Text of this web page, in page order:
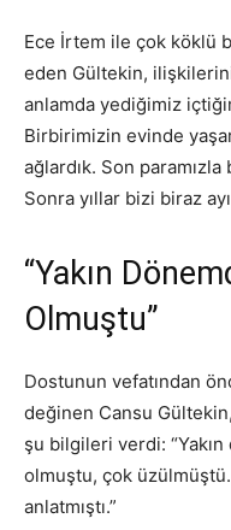
Ece İrtem ile çok köklü
eden Gültekin,
anlamda yediğimiz
Birbirimizin evinde
ağlardık. Son
Sonra yıllar bizi biraz
“Yakın
Olmuştu”
Dostunun vefatından
değinen Cansu
şu bilgileri verdi: “Yakın
olmuştu, çok
anlatmıştı.”